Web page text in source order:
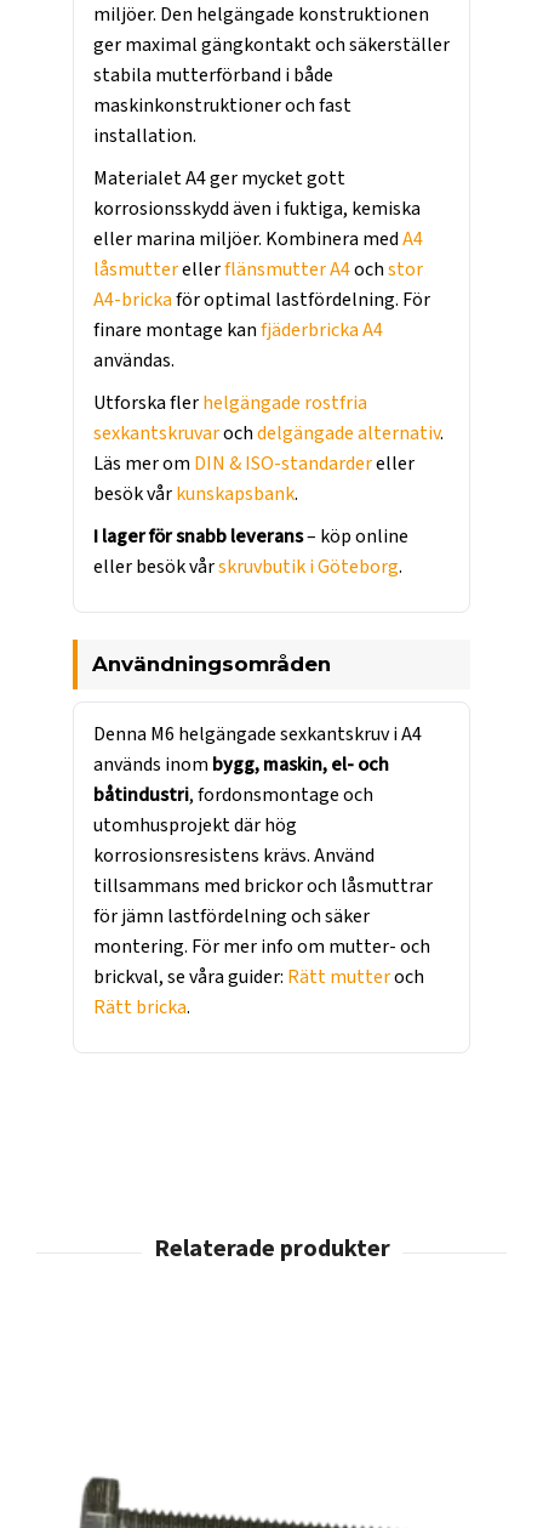
miljöer. Den helgängade konstruktionen
ger maximal gängkontakt och säkerställer
stabila mutterförband i både
maskinkonstruktioner och fast
installation.
Materialet A4 ger mycket gott
korrosionsskydd även i fuktiga, kemiska
eller marina miljöer. Kombinera medA4
låsmutterellerflänsmutter A4ochstor
A4-brickaför optimal lastfördelning. För
finare montage kanfjäderbricka A4
användas.
Utforska flerhelgängade rostfria
sexkantskruvarochdelgängade alternativ.
Läs mer om DIN & ISO-standardereller
besök vårkunskapsbank.
I lager för snabb leverans– köp online
eller besök vårskruvbutik i Göteborg.
Användningsområden
Denna M6 helgängade sexkantskruv i A4
används inom bygg, maskin, el- och
båtindustri, fordonsmontage och
utomhusprojekt där hög
korrosionsresistens krävs. Använd
tillsammans med brickor och låsmuttrar
för jämn lastfördelning och säker
montering. För mer info om mutter- och
brickval, se våra guider: Rätt mutteroch
Rätt bricka.